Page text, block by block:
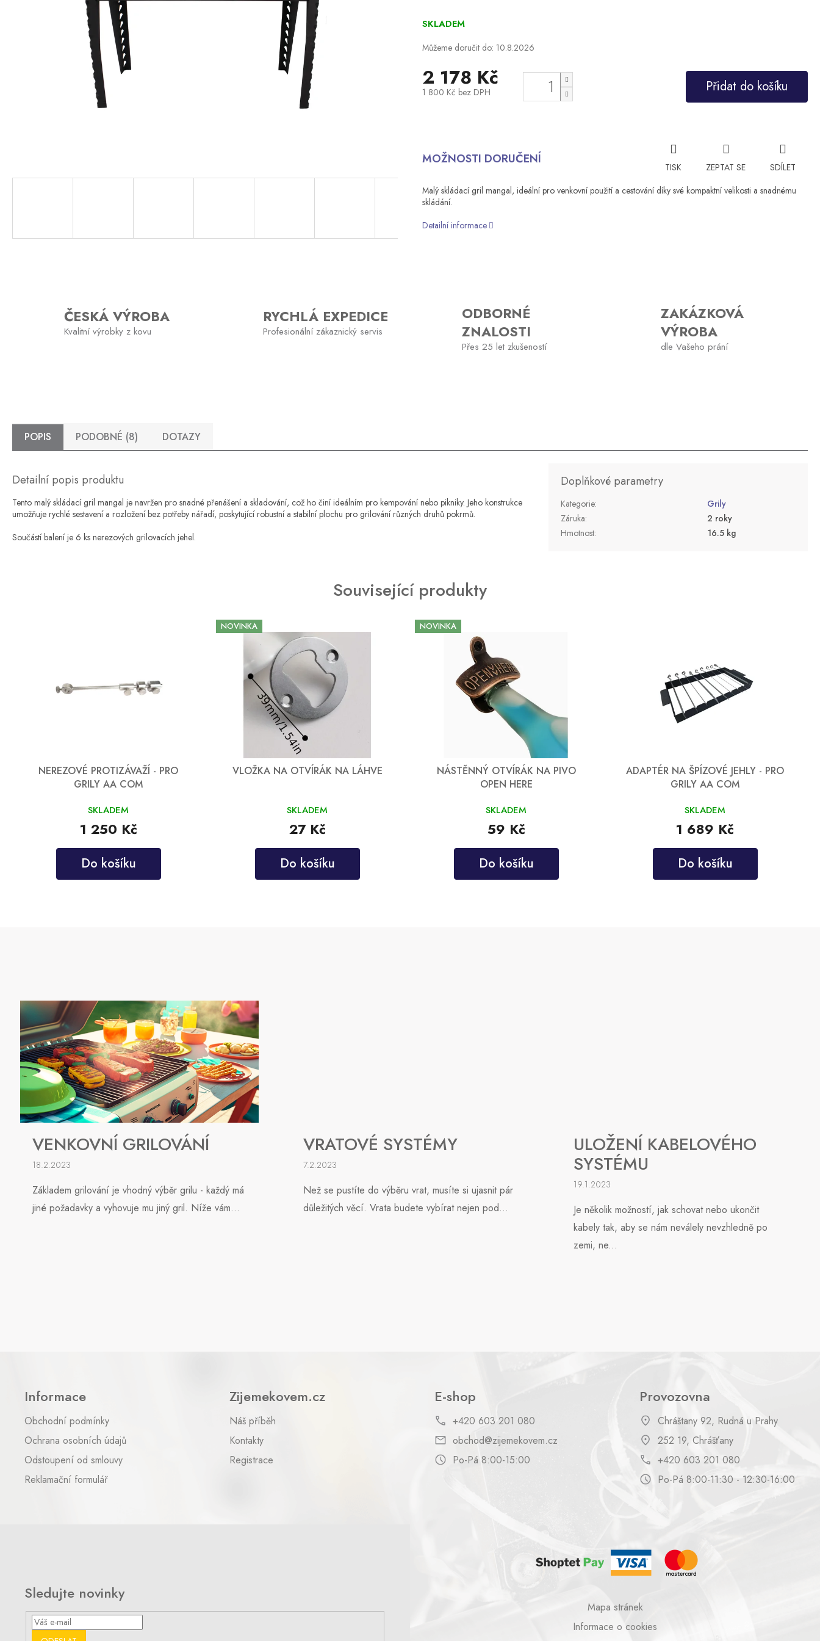
SKLADEM
Můžeme doručit do: 10.8.2026
2 178 Kč
1 800 Kč bez DPH
Přidat do košíku
MOŽNOSTI DORUČENÍ
TISK ZEPTAT SE
SDÍLET
Malý skládací gril mangal, ideální pro venkovní použití a cestování díky své kompaktní velikosti a snadnému
skládání.
Detailní informace
ČESKÁ VÝROBA
Kvalitní výrobky z kovu
RYCHLÁ EXPEDICE
Profesionální zákaznický servis
ODBORNÉ
ZNALOSTI
Přes 25 let zkušeností
ZAKÁZKOVÁ
VÝROBA
dle Vašeho prání
POPIS PODOBNÉ (8) DOTAZY
Detailní popis produktu
Tento malý skládací gril mangal je navržen pro snadné přenášení a skladování, což ho činí ideálním pro kempování nebo pikniky. Jeho konstrukce
umožňuje rychlé sestavení a rozložení bez potřeby nářadí, poskytující robustní a stabilní plochu pro grilování různých druhů pokrmů.
Součástí balení je 6 ks nerezových grilovacích jehel.
Doplňkové parametry
Kategorie:
Grily
Záruka:
2 roky
Hmotnost: 16.5 kg
Související produkty
NEREZOVÉ PROTIZÁVAŽÍ - PRO
GRILY AA COM
SKLADEM
1 250 Kč
Do košíku
NOVINKA
VLOŽKA NA OTVÍRÁK NA LÁHVE
SKLADEM
27 Kč
Do košíku
NOVINKA
NÁSTĚNNÝ OTVÍRÁK NA PIVO
OPEN HERE
SKLADEM
59 Kč
Do košíku
ADAPTÉR NA ŠPÍZOVÉ JEHLY - PRO
GRILY AA COM
SKLADEM
1 689 Kč
Do košíku
VENKOVNÍ GRILOVÁNÍ
18.2.2023
Základem grilování je vhodný výběr grilu - každý má
jiné požadavky a vyhovuje mu jiný gril. Níže vám...
VRATOVÉ SYSTÉMY
7.2.2023
Než se pustíte do výběru vrat, musíte si ujasnit pár
důležitých věcí. Vrata budete vybírat nejen pod...
ULOŽENÍ KABELOVÉHO
SYSTÉMU
19.1.2023
Je několik možností, jak schovat nebo ukončit
kabely tak, aby se nám neválely nevzhledně po
zemi, ne...
Informace
Obchodní podmínky
Ochrana osobních údajů
Odstoupení od smlouvy
Reklamační formulář
Zijemekovem.cz
Náš příběh
Kontakty
Registrace
E-shop
+420 603 201 080
obchod@zijemekovem.cz
Po-Pá 8:00-15:00
Provozovna
Chráštany 92, Rudná u Prahy
252 19, Chrášťany
+420 603 201 080
Po-Pá 8:00-11:30 - 12:30-16:00
Sledujte novinky
Mapa stránek
Informace o cookies